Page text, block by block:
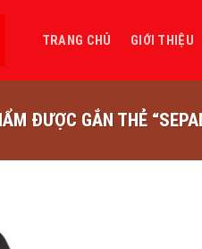
TRANG CHỦ GIỚI THIỆU
ĐƯỢC GẮN THẺ